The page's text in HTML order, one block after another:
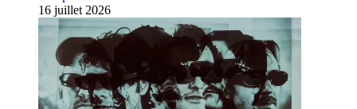
16 juillet 2026